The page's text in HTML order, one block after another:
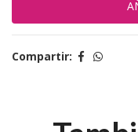
Compartir: